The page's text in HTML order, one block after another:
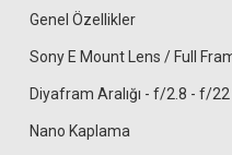
Genel Özellikler
Sony E Mount Lens / Full
Diyafram Aralığı - f/2.8 - f/22
Nano Kaplama